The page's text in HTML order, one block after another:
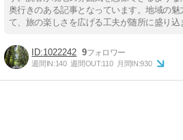
奥行きのある記事となっています。地域の
て、旅の楽しさを広げる工夫が随所に盛り込
1022242 9
週間IN:140 週間OUT:110 月間IN:930